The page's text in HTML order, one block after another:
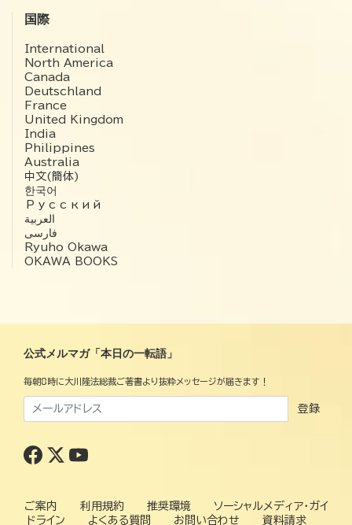
国際
International
North America
Canada
Deutschland
France
United Kingdom
India
Philippines
Australia
中文(簡体)
한국어
Русский
العربية‏
فارسی
Ryuho Okawa
OKAWA BOOKS
公式メルマガ「本日の一転語」
毎朝8時に大川隆法総裁ご著書より抜粋メッセージが届きます！
登録
ご案内 利用規約 推奨環境
ソーシャルメディア・ガイ
ドライン
よくある質問 お問い合わせ 資料請求